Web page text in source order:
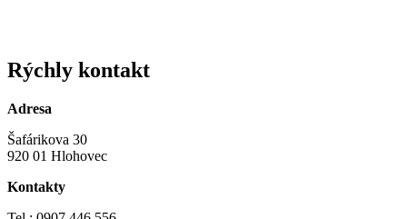
Rýchly kontakt
Adresa
Šafárikova 30
920 01 Hlohovec
Kontakty